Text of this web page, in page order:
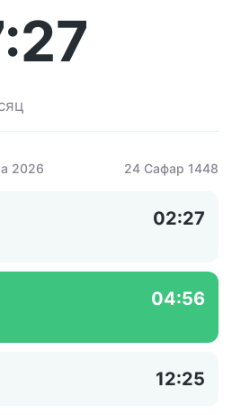
2026 24 Сафар 1448
02:27
04:56
12:25